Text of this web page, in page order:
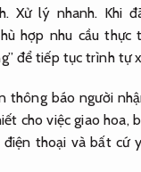
Xử lý nhanh. Khi
hợp nhu cầu thực
để tiếp tục trình tự
thông báo người
cho việc giao hoa,
điện thoại và bất cứ